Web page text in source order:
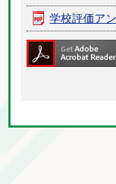
学校評価ア